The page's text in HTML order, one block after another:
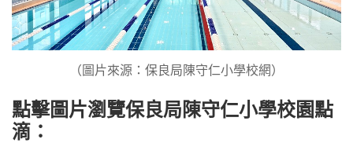
（圖片來源：保良局陳守仁小學校網）
點擊圖片瀏覽保良局陳守仁小學校園點
滴：